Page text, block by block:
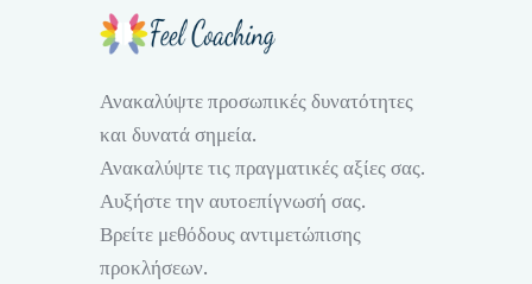
Ανακαλύψτε προσωπικές δυνατότητες
και δυνατά σημεία.
Ανακαλύψτε τις πραγματικές αξίες σας.
Αυξήστε την αυτοεπίγνωσή σας.
Βρείτε μεθόδους αντιμετώπισης
προκλήσεων.